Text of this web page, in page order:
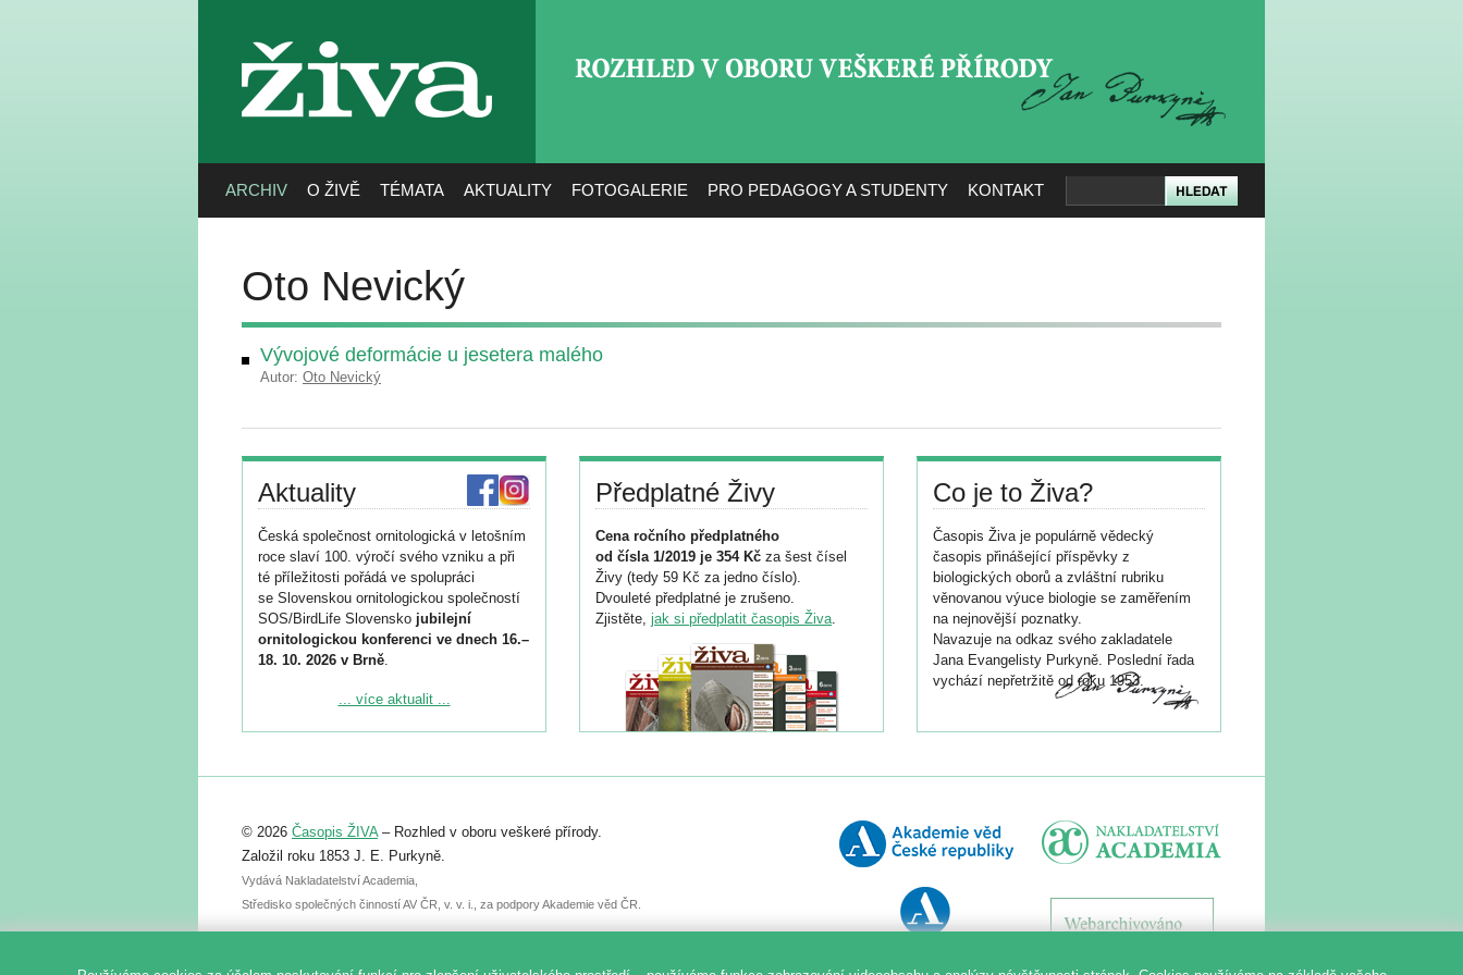
živa
ARCHIV O ŽIVĚ TÉMATA AKTUALITY FOTOGALERIE PRO PEDAGOGY A STUDENTY KONTAKT
Oto Nevický
Vývojové deformácie u jesetera malého
Autor: Oto Nevický
Aktuality
Česká společnost ornitologická v letošním
roce slaví 100. výročí svého vzniku a při
té příležitosti pořádá ve spolupráci
se Slovenskou ornitologickou společností
SOS/BirdLife Slovensko jubilejní
ornitologickou konferenci ve dnech 16.–
18. 10. 2026 v Brně.
Podrobnější informace ke konferenci
Registrovat se můžete do 6. září.
abstraktu přihlášené přednášky nebo
posteru je už 30. června.
... více aktualit ...
Předplatné Živy
Cena ročního předplatného
od čísla 1/2019 je 354 Kč za šest čísel
Živy (tedy 59 Kč za jedno číslo).
Dvouleté předplatné je zrušeno.
Zjistěte, jak si předplatit časopis Živa.
Co je to Živa?
Časopis Živa je populárně vědecký
časopis přinášející příspěvky z
biologických oborů a zvláštní rubriku
věnovanou výuce biologie se zaměřením
na nejnovější poznatky.
Navazuje na odkaz svého zakladatele
Jana Evangelisty Purkyně. Poslední řada
vychází nepřetržitě od roku 1953.
© 2026 Časopis ŽIVA– Rozhled v oboru veškeré přírody.
Založil roku 1853 J. E. Purkyně.
Vydává Nakladatelství Academia,
Středisko společných činností AV ČR, v. v. i., za podpory Akademie věd ČR.